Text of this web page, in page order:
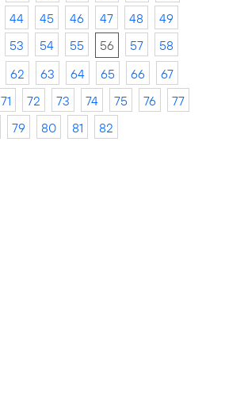
44 45 46 47 48
49
53 54 55 56 57
58
62 63 64 65 66
67
71 72 73 74 75 76
77
79 80 81 82